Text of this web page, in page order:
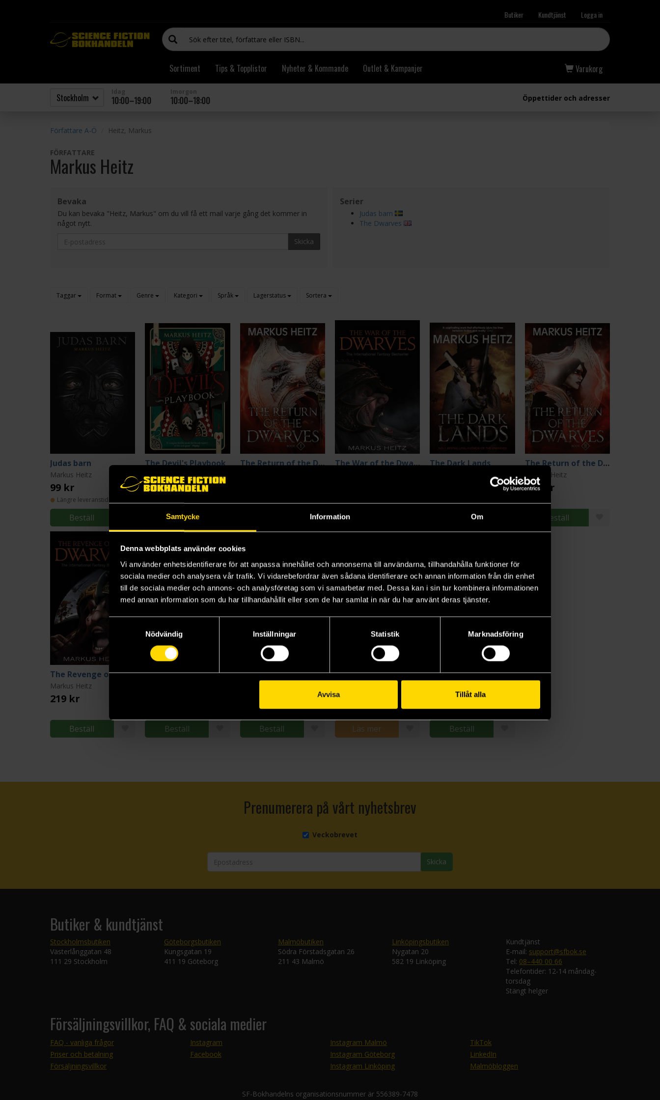
Samtycke Information Om
Denna webbplats använder cookies
Vi använder enhetsidentifierare för att anpassa innehållet och annonserna till användarna, tillhandahålla funktioner för
sociala medier och analysera vår trafik. Vi vidarebefordrar även sådana identifierare och annan information från din enhet
till de sociala medier och annons- och analysföretag som vi samarbetar med. Dessa kan i sin tur kombinera informationen
med annan information som du har tillhandahållit eller som de har samlat in när du har använt deras tjänster.
Nödvändig
Inställningar Statistik Marknadsföring
Avvisa Tillåt alla
Butiker Kundtjänst Logga in
Sortiment Tips & Topplistor Nyheter & Kommande Outlet & Kampanjer Varukorg
10:00–19:00 10:00–18:00 Öppettider och adresser
Författare A-Ö Heitz, Markus
FÖRFATTARE
Markus Heitz
Bevaka
Du kan bevaka "Heitz, Markus" om du vill få ett mail varje gång det kommer in
något nytt.
Skicka
Serier
Judas barn
The Dwarves
Taggar Format Genre Kategori Språk Lagerstatus Sortera
Judas barn
Markus Heitz
99 kr
Längre leveranstid
Beställ
The Devil's Playbook
Markus Heitz
239 kr
Beställ
The Return of the Dwarves Book 1 The War of the Dwarves The Dark Lands
Beställ
The Return of the Dwarves Book 2
Markus Heitz
229 kr
Beställ
The Revenge of the Dwarves
Markus Heitz
219 kr
Beställ
The Fate Of The Dwarves
Beställ
The Dwarves
Längre leveranstid
Beställ
Judas son
379 kr
Läs mer
The Triumph of the Dwarves
229 kr
Längre leveranstid
Beställ
Prenumerera på vårt nyhetsbrev
Veckobrevet
Skicka
Butiker & kundtjänst
Stockholmsbutiken
Västerlånggatan 48
111 29 Stockholm
Göteborgsbutiken
Kungsgatan 19
411 19 Göteborg
Malmöbutiken
Södra Förstadsgatan 26
211 43 Malmö
Linköpingsbutiken
Nygatan 20
582 19 Linköping
Kundtjänst
E-mail: support@sfbok.se
Tel: 08–440 00 66
Telefontider: 12-14 måndag-
torsdag
Stängt helger
Försäljningsvillkor, FAQ & sociala medier
FAQ - vanliga frågor
Priser och betalning
Försäljningsvillkor
Instagram
Facebook
Instagram Malmö
Instagram Göteborg
Instagram Linköping
TikTok
LinkedIn
Malmöbloggen
SF-Bokhandelns organisationsnummer är 556389-7478